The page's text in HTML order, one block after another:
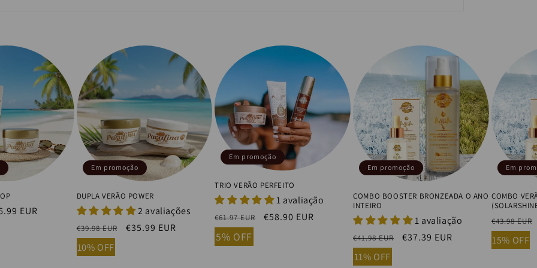
EUR
Em promoção
DUPLA VERÃO POWER
2 avaliações
Preço
normal
€39.98 EUR
Preço
€35.99 EUR
10% OFF
Em promoção
TRIO VERÃO PERFEITO
1 avaliação
Preço
normal
€61.97 EUR
Preço
€58.90 EUR
5% OFF
Em promoção
COMBO BOOSTER BRONZEADA O ANO
INTEIRO
1 avaliação
Preço
normal
€41.98 EUR
Preço
€37.39 EUR
11% OFF
Em
COMBO
Preço
normal
€43.98 EUR
15% OFF